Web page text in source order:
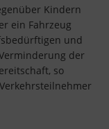
Kindern
ein Fahrzeug
und
der
so